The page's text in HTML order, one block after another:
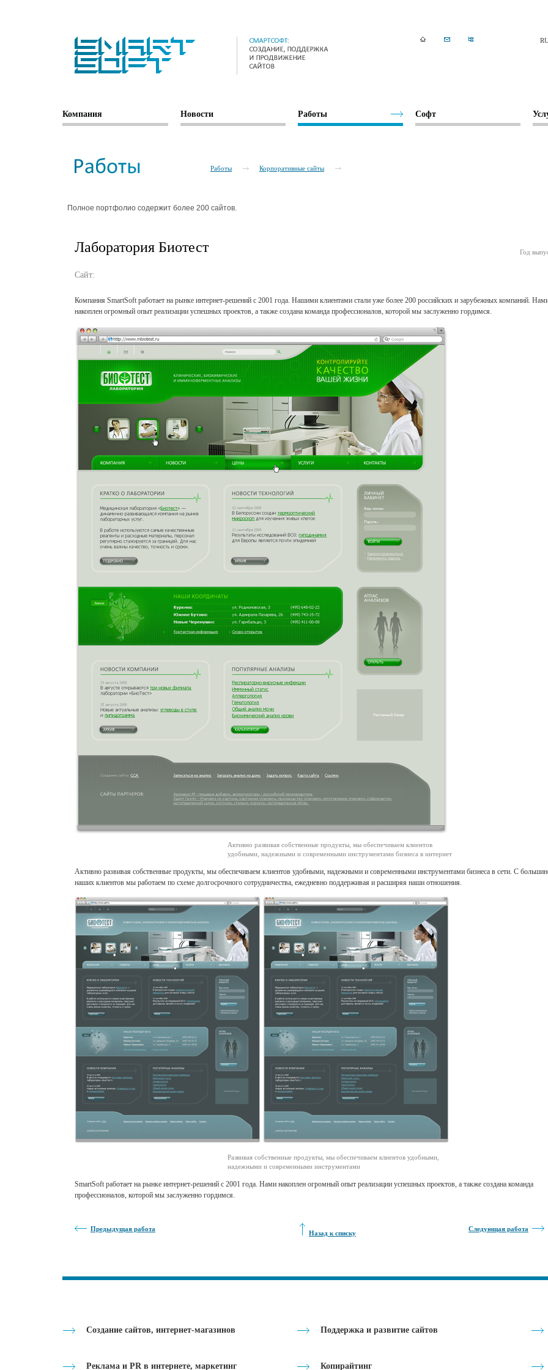
Компания Новости Работы Софт
Работы Корпоративные сайты
Полное портфолио содержит более 200 сайтов.
Лаборатория Биотест Год
Сайт:
Компания SmartSoft работает на рынке интернет-решений с 2001 года. Нашими клиентами стали уже более 200 российских и зарубежных компаний.
накоплен огромный опыт реализации успешных проектов, а также создана команда профессионалов, которой мы заслуженно гордимся.
Активно развивая собственные продукты, мы обеспечиваем клиентов
удобными, надежными и современными инструментами бизнеса в интернет
Активно развивая собственные продукты, мы обеспечиваем клиентов удобными, надежными и современными инструментами бизнеса в сети. С
наших клиентов мы работаем по схеме долгосрочного сотрудничества, ежедневно поддерживая и расширяя наши отношения.
Развивая собственные продукты, мы обеспечиваем клиентов удобными,
надежными и современными инструментами
SmartSoft работает на рынке интернет-решений с 2001 года. Нами накоплен огромный опыт реализации успешных проектов, а также создана команда
профессионалов, которой мы заслуженно гордимся.
Предыдущая работа Следующая работа
Назад к списку
Создание сайтов, интернет-магазинов Поддержка и развитие сайтов
Реклама и PR в интернете, маркетинг Копирайтинг